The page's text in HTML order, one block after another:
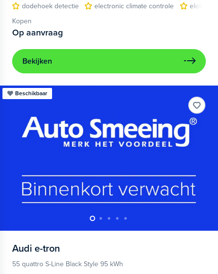
dodehoek detectie
electronic climate controle
Kopen
Op aanvraag
Bekijken
Beschikbaar
Audi e-tron
55 quattro S-Line Black Style 95 kWh